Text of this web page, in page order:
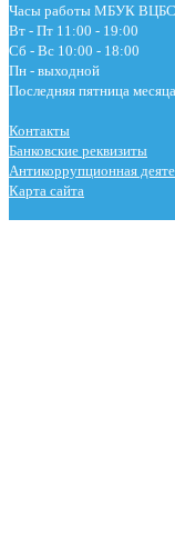
Часы работы МБУК
Вт - Пт 11:00 - 19:00
Сб - Вс 10:00 - 18:00
Пн - выходной
Последняя пятница
Контакты
Банковские реквизиты
Антикоррупционная
Карта сайта